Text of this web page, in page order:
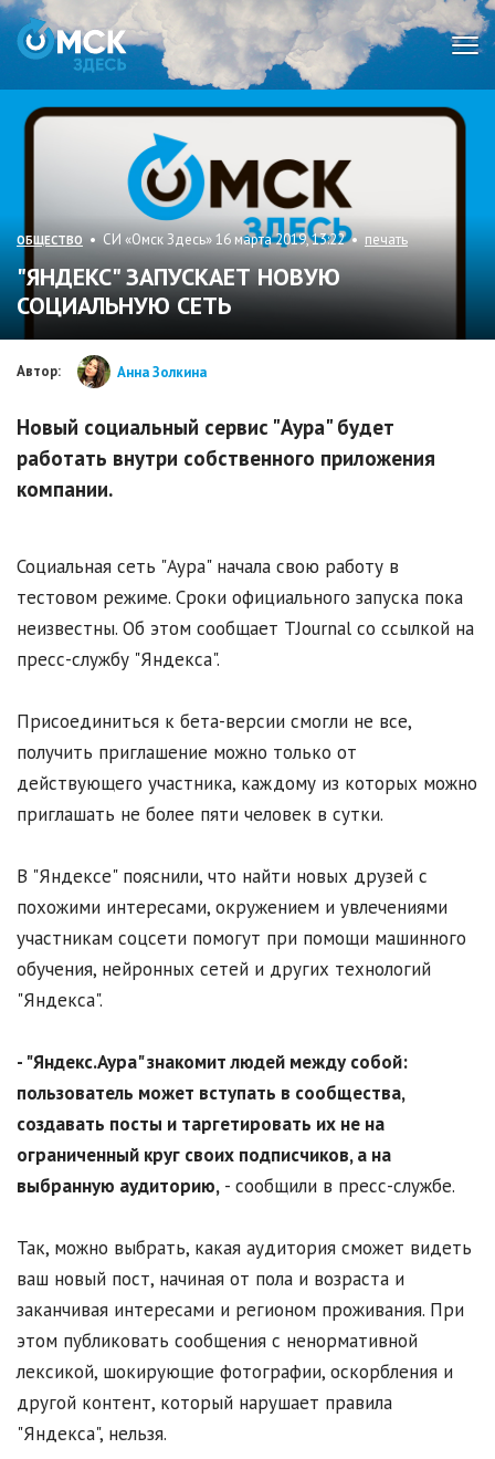
ОБЩЕСТВО • СИ «Омск Здесь» 16 марта 2019, 13:22 • печать
"ЯНДЕКС" ЗАПУСКАЕТ НОВУЮ
СОЦИАЛЬНУЮ СЕТЬ
Автор: Анна Золкина
Новый социальный сервис "Аура" будет
работать внутри собственного приложения
компании.
Социальная сеть "Аура" начала свою работу в
тестовом режиме. Сроки официального запуска пока
неизвестны. Об этом сообщает TJournal со ссылкой на
пресс-службу "Яндекса".
Присоединиться к бета-версии смогли не все,
получить приглашение можно только от
действующего участника, каждому из которых можно
приглашать не более пяти человек в сутки.
В "Яндексе" пояснили, что найти новых друзей с
похожими интересами, окружением и увлечениями
участникам соцсети помогут при помощи машинного
обучения, нейронных сетей и других технологий
"Яндекса".
- "Яндекс.Аура" знакомит людей между собой:
пользователь может вступать в сообщества,
создавать посты и таргетировать их не на
ограниченный круг своих подписчиков, а на
выбранную аудиторию, - сообщили в пресс-службе.
Так, можно выбрать, какая аудитория сможет видеть
ваш новый пост, начиная от пола и возраста и
заканчивая интересами и регионом проживания. При
этом публиковать сообщения с ненормативной
лексикой, шокирующие фотографии, оскорбления и
другой контент, который нарушает правила
"Яндекса", нельзя.